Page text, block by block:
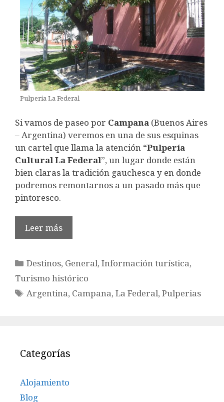
Pulperia La Federal
Si vamos de paseo por Campana (Buenos Aires
– Argentina) veremos en una de sus esquinas
un cartel que llama la atención “Pulpería
Cultural La Federal”, un lugar donde están
bien claras la tradición gauchesca y en donde
podremos remontarnos a un pasado más que
pintoresco.
Leer más
Categorías
Destinos, General,Información turística,
Turismo histórico
Etiquetas
Argentina, Campana,La Federal,Pulperias
Categorías
Alojamiento
Blog